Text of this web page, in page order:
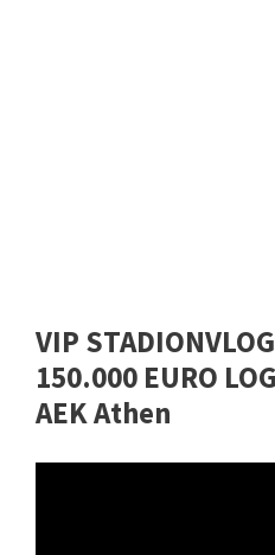
VIP
150.000 EURO
AEK Athen